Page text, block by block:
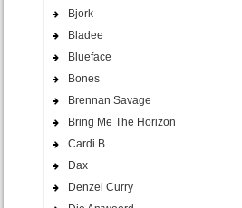
Bjork
Bladee
Blueface
Bones
Brennan Savage
Bring Me The Horizon
Cardi B
Dax
Denzel Curry